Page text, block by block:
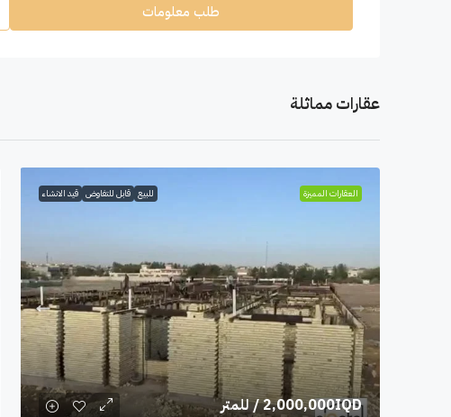
طلب معلومات
عقارات مماثلة
العقارات المميزة للبيع قابل للتفاوض قيد الانشاء
2,000,000IQD/ للمتر